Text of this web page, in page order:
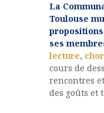
La
Toulouse
ses
lecture,
cours de
rencontres
des goûts et